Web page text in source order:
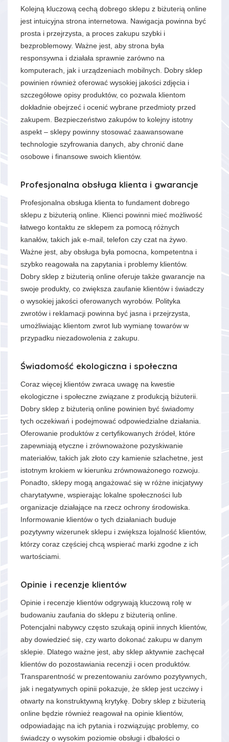
Kolejną kluczową cechą dobrego sklepu z biżuterią online
jest intuicyjna strona internetowa. Nawigacja powinna być
prosta i przejrzysta, a proces zakupu szybki i
bezproblemowy. Ważne jest, aby strona była
responsywna i działała sprawnie zarówno na
komputerach, jak i urządzeniach mobilnych. Dobry sklep
powinien również oferować wysokiej jakości zdjęcia i
szczegółowe opisy produktów, co pozwala klientom
dokładnie obejrzeć i ocenić wybrane przedmioty przed
zakupem. Bezpieczeństwo zakupów to kolejny istotny
aspekt – sklepy powinny stosować zaawansowane
technologie szyfrowania danych, aby chronić dane
osobowe i finansowe swoich klientów.
Profesjonalna obsługa klienta i gwarancje
Profesjonalna obsługa klienta to fundament dobrego
sklepu z biżuterią online. Klienci powinni mieć możliwość
łatwego kontaktu ze sklepem za pomocą różnych
kanałów, takich jak e-mail, telefon czy czat na żywo.
Ważne jest, aby obsługa była pomocna, kompetentna i
szybko reagowała na zapytania i problemy klientów.
Dobry sklep z biżuterią online oferuje także gwarancje na
swoje produkty, co zwiększa zaufanie klientów i świadczy
o wysokiej jakości oferowanych wyrobów. Polityka
zwrotów i reklamacji powinna być jasna i przejrzysta,
umożliwiając klientom zwrot lub wymianę towarów w
przypadku niezadowolenia z zakupu.
Świadomość ekologiczna i społeczna
Coraz więcej klientów zwraca uwagę na kwestie
ekologiczne i społeczne związane z produkcją biżuterii.
Dobry sklep z biżuterią online powinien być świadomy
tych oczekiwań i podejmować odpowiedzialne działania.
Oferowanie produktów z certyfikowanych źródeł, które
zapewniają etyczne i zrównoważone pozyskiwanie
materiałów, takich jak złoto czy kamienie szlachetne, jest
istotnym krokiem w kierunku zrównoważonego rozwoju.
Ponadto, sklepy mogą angażować się w różne inicjatywy
charytatywne, wspierając lokalne społeczności lub
organizacje działające na rzecz ochrony środowiska.
Informowanie klientów o tych działaniach buduje
pozytywny wizerunek sklepu i zwiększa lojalność klientów,
którzy coraz częściej chcą wspierać marki zgodne z ich
wartościami.
Opinie i recenzje klientów
Opinie i recenzje klientów odgrywają kluczową rolę w
budowaniu zaufania do sklepu z biżuterią online.
Potencjalni nabywcy często szukają opinii innych klientów,
aby dowiedzieć się, czy warto dokonać zakupu w danym
sklepie. Dlatego ważne jest, aby sklep aktywnie zachęcał
klientów do pozostawiania recenzji i ocen produktów.
Transparentność w prezentowaniu zarówno pozytywnych,
jak i negatywnych opinii pokazuje, że sklep jest uczciwy i
otwarty na konstruktywną krytykę. Dobry sklep z biżuterią
online będzie również reagował na opinie klientów,
odpowiadając na ich pytania i rozwiązując problemy, co
świadczy o wysokim poziomie obsługi i dbałości o